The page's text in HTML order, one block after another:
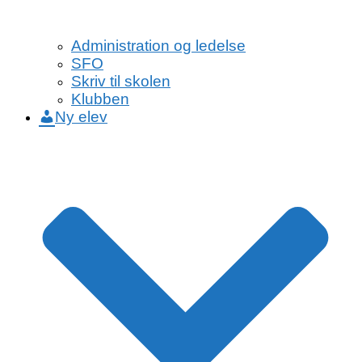
Administration og ledelse
SFO
Skriv til skolen
Klubben
Ny elev